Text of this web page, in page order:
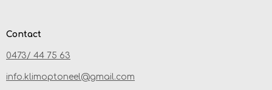
Contact
0473/ 44 75 63
info.klimoptoneel@gmail.com